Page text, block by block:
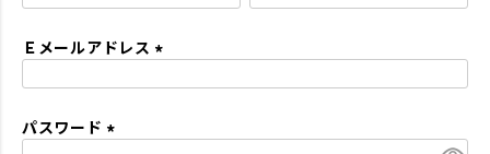
須
Ｅメールアドレス
パスワード